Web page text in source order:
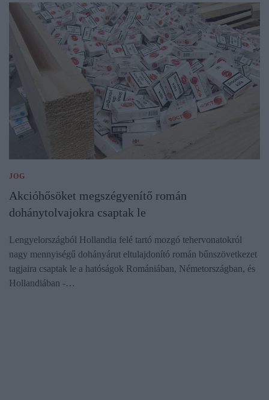
JOG
Akcióhősöket megszégyenítő román
dohánytolvajokra csaptak le
Lengyelországból Hollandia felé tartó mozgó tehervonatokról
nagy mennyiségű dohányárut eltulajdonító román bűnszövetkezet
tagjaira csaptak le a hatóságok Romániában, Németországban, és
Hollandiában -…